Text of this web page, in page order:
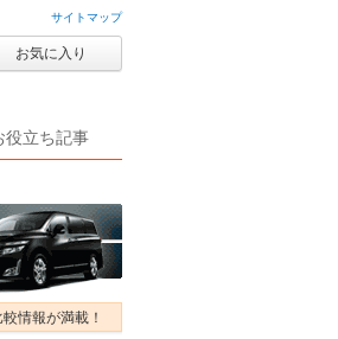
サイトマップ
お気に入り
役立ち記事
情報が満載！